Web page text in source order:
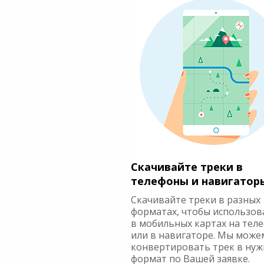
Скачивайте треки в
телефоны и
Скачивайте треки в разных
форматах, чтобы
в мобильных картах на
или в навигаторе. Мы
конвертировать трек в
формат по Вашей заявке.